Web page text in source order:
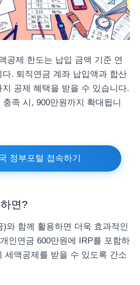
공제 한도는 납입 금액 기준 연
. 퇴직연금 계좌 납입액과 합산
공제 혜택을 받을 수 있습니다.
족 시, 900만원까지 확대됩니
정부포털 접속하기
면?
)와 함께 활용하면 더욱 효과적인
인연금 600만원에 IRP를 포함하
세액공제를 받을 수 있도록 간소